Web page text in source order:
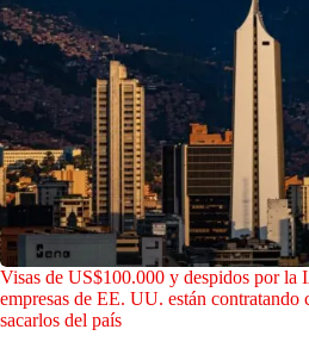
Visas de US$100.000 y despidos por la
empresas de EE. UU. están contratando
sacarlos del país